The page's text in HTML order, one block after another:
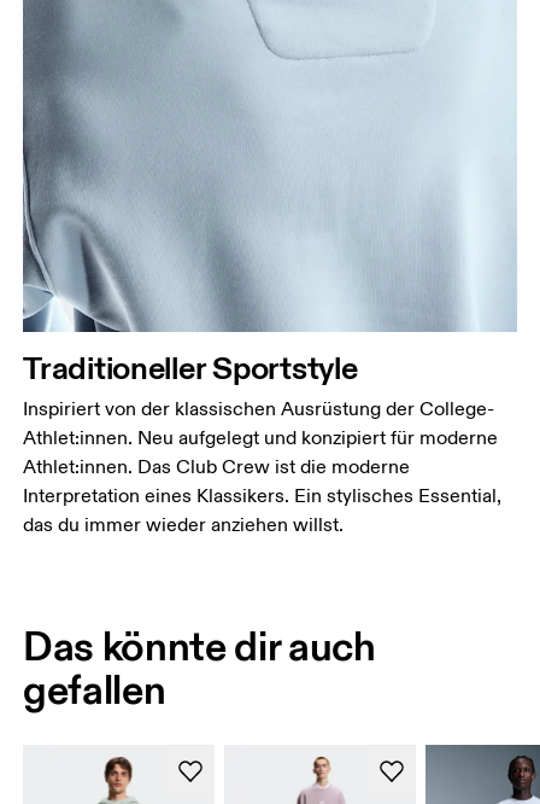
Traditioneller Sportstyle
Inspiriert von der klassischen Ausrüstung der College-
Athlet:innen. Neu aufgelegt und konzipiert für moderne
Athlet:innen. Das Club Crew ist die moderne
Interpretation eines Klassikers. Ein stylisches Essential,
das du immer wieder anziehen willst.
Das könnte dir auch
gefallen